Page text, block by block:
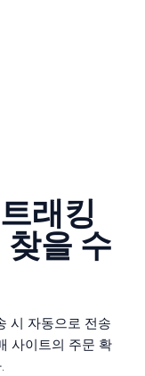
래킹
을 수
시 자동으로 전송
사이트의 주문 확